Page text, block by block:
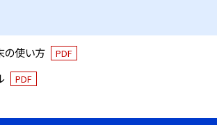
の使い方 PDF
PDF